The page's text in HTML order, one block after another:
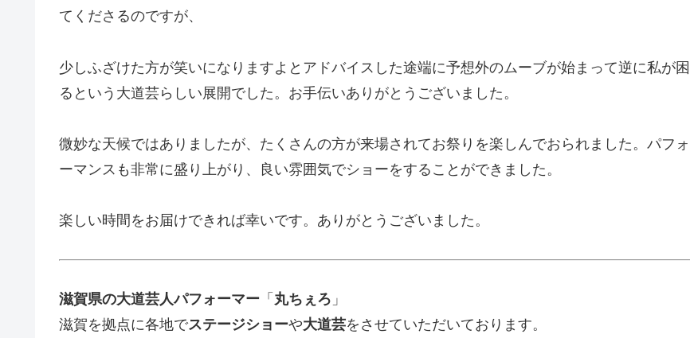
てくださるのですが、
少しふざけた方が笑いになりますよとアドバイスした途端に予想外のムーブが始まって逆に私が困
るという大道芸らしい展開でした。お手伝いありがとうございました。
微妙な天候ではありましたが、たくさんの方が来場されてお祭りを楽しんでおられました。パフォ
ーマンスも非常に盛り上がり、良い雰囲気でショーをすることができました。
楽しい時間をお届けできれば幸いです。ありがとうございました。
滋賀県の大道芸人パフォーマー 「 丸ちぇろ 」
滋賀を拠点に各地でステージショーや大道芸をさせていただいております。